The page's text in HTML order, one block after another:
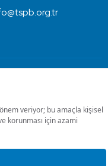
Gizlilik